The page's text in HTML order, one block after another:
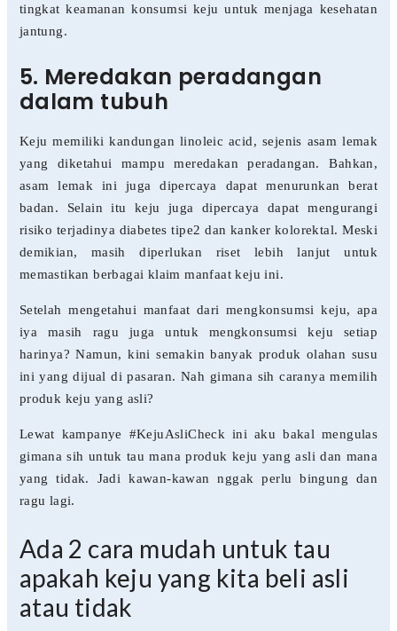
tingkat keamanan konsumsi keju untuk menjaga kesehatan
jantung.
5. Meredakan peradangan
dalam tubuh
Keju memiliki kandungan linoleic acid, sejenis asam lemak
yang diketahui mampu meredakan peradangan. Bahkan,
asam lemak ini juga dipercaya dapat menurunkan berat
badan. Selain itu keju juga dipercaya dapat mengurangi
risiko terjadinya diabetes tipe2 dan kanker kolorektal. Meski
demikian, masih diperlukan riset lebih lanjut untuk
memastikan berbagai klaim manfaat keju ini.
Setelah mengetahui manfaat dari mengkonsumsi keju, apa
iya masih ragu juga untuk mengkonsumsi keju setiap
harinya? Namun, kini semakin banyak produk olahan susu
ini yang dijual di pasaran. Nah gimana sih caranya memilih
produk keju yang asli?
Lewat kampanye #KejuAsliCheck ini aku bakal mengulas
gimana sih untuk tau mana produk keju yang asli dan mana
yang tidak. Jadi kawan-kawan nggak perlu bingung dan
ragu lagi.
Ada 2 cara mudah untuk tau
apakah keju yang kita beli asli
atau tidak